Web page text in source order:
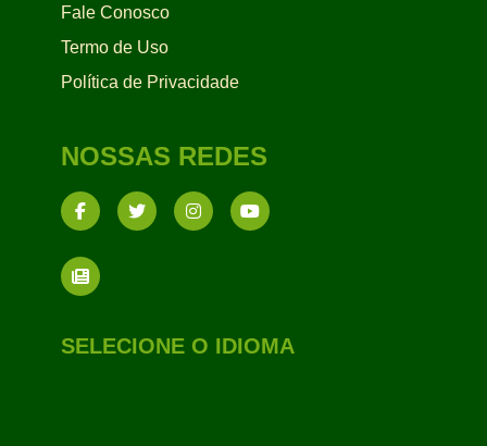
Fale Conosco
Termo de Uso
Política de Privacidade
NOSSAS REDES
SELECIONE O IDIOMA